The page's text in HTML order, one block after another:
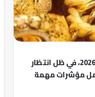
في السعودية استقرارًا نسبيًا خلال تعاملات صباح الثلاثاء 7 يوليو 2026، في ظل انتظار
مؤشرات مهمة